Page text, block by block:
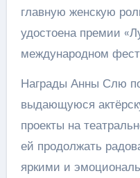
главную женскую
удостоена премии
международном
Награды Анны Слю
выдающуюся
проекты на
ей продолжать
яркими и